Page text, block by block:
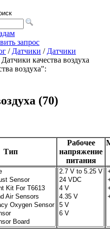
запрос
/ Датчики / Датчики
Датчики качества воздуха
воздуха":
(70)
Тип
Рабочее
напряжение
питания